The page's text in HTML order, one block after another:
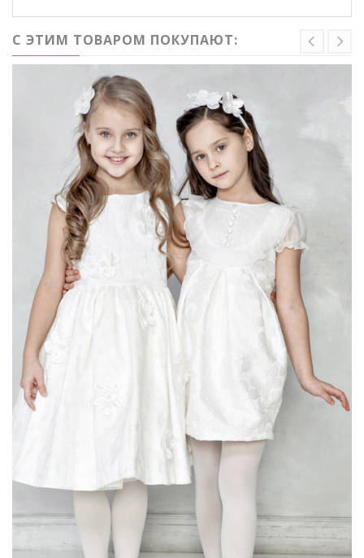
С ЭТИМ ТОВАРОМ ПОКУПАЮТ: